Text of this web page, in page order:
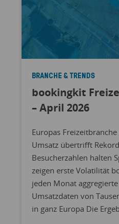
BRANCHE & TRENDS
bookingkit
– April 2026
Europas
Umsatz übertrifft
Besucherzahlen halten
zeigen erste Volatilität
jeden Monat
Umsatzdaten von
in ganz Europa Die